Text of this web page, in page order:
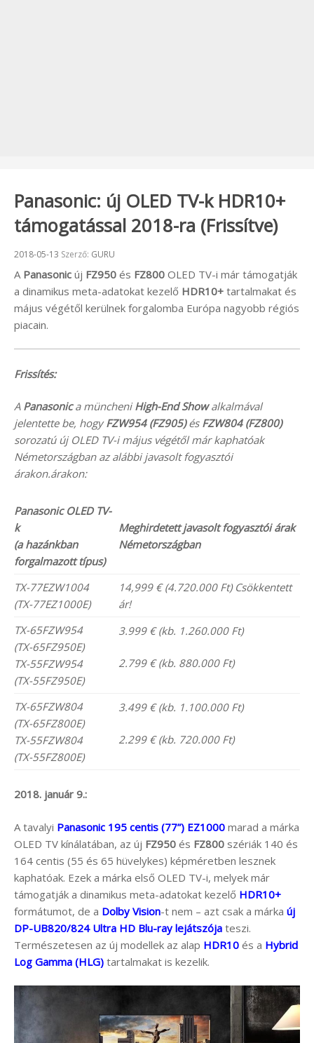
Panasonic: új OLED TV-k HDR10+
támogatással 2018-ra (Frissítve)
Beküldve:
2018-05-13 Szerző: GURU
A Panasonic új FZ950 és FZ800 OLED TV-i már támogatják
a dinamikus meta-adatokat kezelő HDR10+ tartalmakat és
május végétől kerülnek forgalomba Európa nagyobb régiós
piacain.
Frissítés:
A Panasonica müncheniHigh-End Showalkalmával
jelentette be, hogyFZW954 (FZ905)és FZW804 (FZ800)
sorozatú új OLED TV-i május végétől már kaphatóak
Németországban az alábbi javasolt fogyasztói
árakon.árakon:
Panasonic OLED TV-
k
(a hazánkban
forgalmazott típus)
Meghirdetett javasolt fogyasztói árak
Németországban
TX-77EZW1004
(TX-77EZ1000E)
14,999 € (4.720.000 Ft) Csökkentett
ár!
TX-65FZW954
(TX-65FZ950E)
TX-55FZW954
(TX-55FZ950E)
3.999 € (kb. 1.260.000 Ft)
2.799 € (kb. 880.000 Ft)
TX-65FZW804
(TX-65FZ800E)
TX-55FZW804
(TX-55FZ800E)
3.499 € (kb. 1.100.000 Ft)
2.299 € (kb. 720.000 Ft)
2018. január 9.:
A tavalyi Panasonic 195 centis (77”) EZ1000 marad a márka
OLED TV kínálatában, az új FZ950 és FZ800 szériák 140 és
164 centis (55 és 65 hüvelykes) képméretben lesznek
kaphatóak. Ezek a márka első OLED TV-i, melyek már
támogatják a dinamikus meta-adatokat kezelő HDR10+
formátumot, de a Dolby Vision-t nem – azt csak a márka új
DP-UB820/824 Ultra HD Blu-ray lejátszója teszi.
Természetesen az új modellek az alap HDR10 és a Hybrid
Log Gamma (HLG) tartalmakat is kezelik.